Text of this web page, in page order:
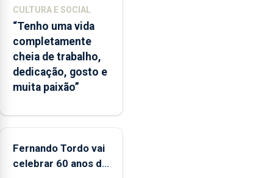
ilha
das
Flores
apresenta
um
“decréscimo
da
entre
2022
CULTURA E SOCIAL
“Tenho uma vida
completamente
cheia de trabalho,
dedicação, gosto e
muita paixão”
Fernando Tordo vai
celebrar 60 anos de